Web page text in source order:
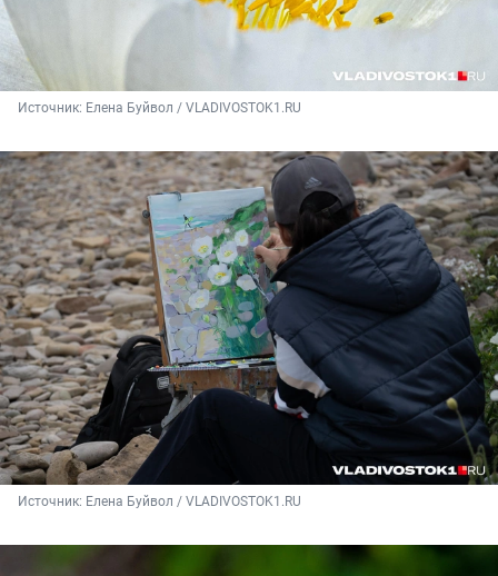
Источник: Елена Буйвол / VLADIVOSTOK1.RU
Источник: Елена Буйвол / VLADIVOSTOK1.RU